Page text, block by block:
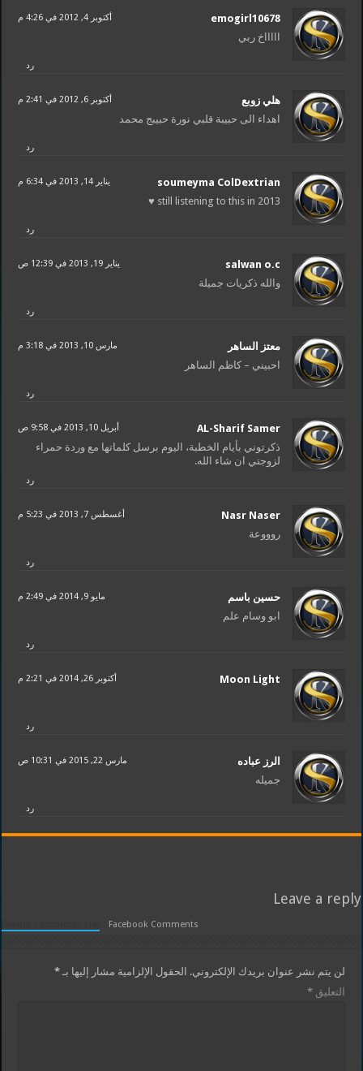
emogirl10678 أكتوبر 4, 2012 في 4:26 م
اااااخ ربي
رد
هلي زوبع أكتوبر 6, 2012 في 2:41 م
اهداء الى حبيبة قلبي نورة حبيبج محمد
رد
soumeyma ColDextrian يناير 14, 2013 في 6:34 م
still listening to this in 2013 ♥
رد
salwan o.c يناير 19, 2013 في 12:39 ص
والله ذكريات جميلة
رد
معتز الساهر مارس 10, 2013 في 3:18 م
احبيني – كاظم الساهر
رد
AL-Sharif Samer أبريل 10, 2013 في 9:58 ص
ذكرتوني بأيام الخطبة، اليوم برسل كلماتها مع وردة حمراء
لزوجتي ان شاء الله.
رد
Nasr Naser أغسطس 7, 2013 في 5:23 م
روووعة
رد
حسين باسم مايو 9, 2014 في 2:49 م
ابو وسام علم
رد
Moon Light أكتوبر 26, 2014 في 2:21 م
رد
الرز عباده مارس 22, 2015 في 10:31 ص
جميله
رد
Leave a reply
Facebook Comments
لن يتم نشر عنوان بريدك الإلكتروني. الحقول الإلزامية مشار إليها بـ*
التعليق*